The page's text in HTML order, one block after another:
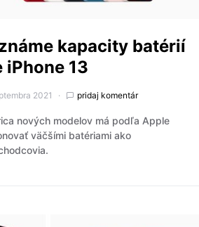
kapacity batérií
iPhone 13
2021 pridaj komentár
nových modelov má podľa Apple
väčšími batériami ako